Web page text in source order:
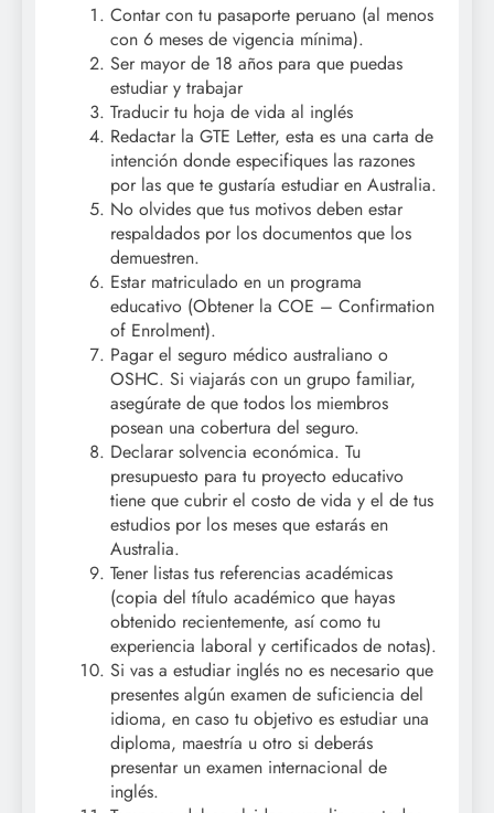
Contar con tu pasaporte peruano (al menos
con 6 meses de vigencia mínima).
Ser mayor de 18 años para que puedas
estudiar y trabajar
Traducir tu hoja de vida al inglés
Redactar la GTE Letter, esta es una carta de
intención donde especifiques las razones
por las que te gustaría estudiar en Australia.
No olvides que tus motivos deben estar
respaldados por los documentos que los
demuestren.
Estar matriculado en un programa
educativo (Obtener la COE – Confirmation
of Enrolment).
Pagar el seguro médico australiano o
OSHC. Si viajarás con un grupo familiar,
asegúrate de que todos los miembros
posean una cobertura del seguro.
Declarar solvencia económica. Tu
presupuesto para tu proyecto educativo
tiene que cubrir el costo de vida y el de tus
estudios por los meses que estarás en
Australia.
Tener listas tus referencias académicas
(copia del título académico que hayas
obtenido recientemente, así como tu
experiencia laboral y certificados de notas).
Si vas a estudiar inglés no es necesario que
presentes algún examen de suficiencia del
idioma, en caso tu objetivo es estudiar una
diploma, maestría u otro si deberás
presentar un examen internacional de
inglés.